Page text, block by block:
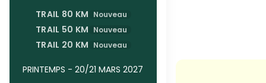
TRAIL 80 KM Nouveau
TRAIL 50 KM Nouveau
TRAIL 20 KM Nouveau
PRINTEMPS - 20/21 MARS 2027